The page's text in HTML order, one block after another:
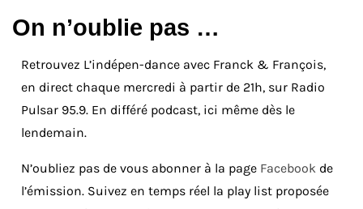
On n’oublie pas …
Retrouvez L’indépen-dance avec Franck & François,
en direct chaque mercredi à partir de 21h, sur Radio
Pulsar 95.9. En différé podcast, ici même dès le
lendemain.
N’oubliez pas de vous abonner à la page Facebook de
l’émission. Suivez en temps réel la play list proposée